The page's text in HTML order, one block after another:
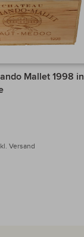
Mallet 1998 in
Versand